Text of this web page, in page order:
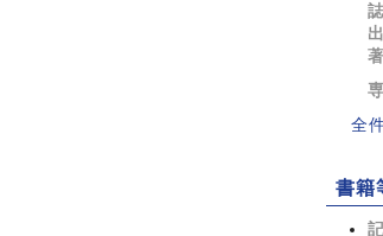
全
書籍